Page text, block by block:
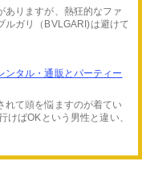
ありますが、熱狂的なファ
ルガリ（BVLGARI)は避けて
ンタル・通販とパーティー
れて頭を悩ますのが着てい
けばOKという男性と違い、